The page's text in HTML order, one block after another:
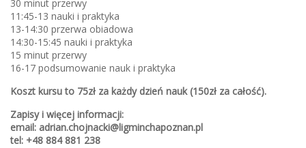
30 minut przerwy
11:45-13 nauki i praktyka
13-14:30 przerwa obiadowa
14:30-15:45 nauki i praktyka
15 minut przerwy
16-17 podsumowanie nauk i praktyka
Koszt kursu to 75zł za każdy dzień nauk (150zł za całość).
Zapisy i więcej informacji:
email: adrian.chojnacki@ligminchapoznan.pl
tel: +48 884 881 238